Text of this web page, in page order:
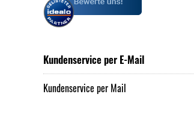
Kundenservice per E-Mail
Kundenservice per Mail